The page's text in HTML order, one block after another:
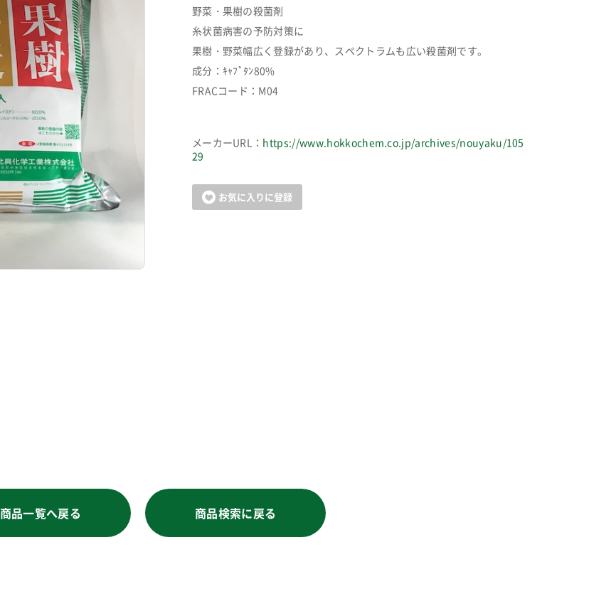
カートに追加しました。
お買い物を続ける
野菜・果樹の殺菌剤
糸状菌病害の予防対策に
果樹・野菜幅広く登録があり、スペクトラムも広い殺菌剤です。
成分：ｷｬﾌﾟﾀﾝ80%
FRACコード：M04
メーカーURL： https://www.hokkochem.co.jp/archives/nouyaku/105
29
お気に入りに登録
商品一覧へ戻る 商品検索に戻る